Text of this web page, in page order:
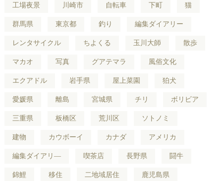
工場夜景 川崎市 自転車 下町 猫
群馬県 東京都 釣り 編集ダイアリー
レンタサイクル ちよくる 玉川大師 散歩
マカオ 写真 グアテマラ 風俗文化
エクアドル 岩手県 屋上菜園 狛犬
愛媛県 離島 宮城県 チリ ボリビア
三重県 板橋区 荒川区 ソトノミ
建物 カウボーイ カナダ アメリカ
編集ダイアリ― 喫茶店 長野県 闘牛
錦鯉 移住 二地域居住 鹿児島県